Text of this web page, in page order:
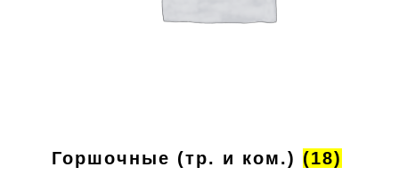
Горшочные (тр. и ком.) (18)